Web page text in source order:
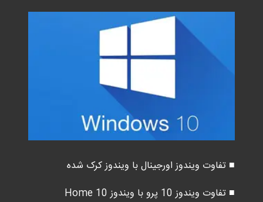
■ تفاوت ویندوز اورجینال با ویندوز کرک شده
■ تفاوت ویندوز 10 پرو با ویندوز 10 Home